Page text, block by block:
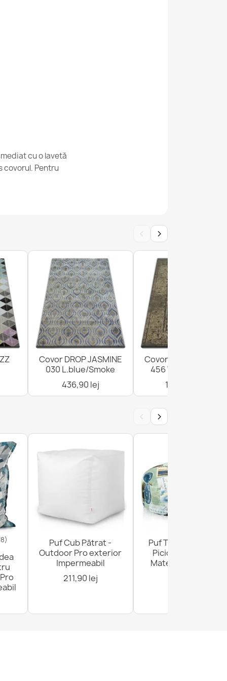
Cheie greacă maro
cu o lavetă
covorul. Pentru
‹ ›
Covor DROP JASMINE
030 L.blue/Smoke
436,90 lej
Covor DROP
456 Vizon/D.beige
1.376,90 lej
‹ ›
Puf Cub Pătrat -
Outdoor Pro exterior
Impermeabil
211,90 lej
Puf Taburet Suport
Picioare Rotund -
Material Imprimeu